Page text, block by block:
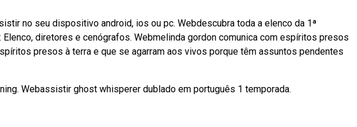
no seu dispositivo android, ios ou pc. Webdescubra toda a elenco da 1ª
diretores e cenógrafos. Webmelinda gordon comunica com espíritos presos
presos à terra e que se agarram aos vivos porque têm assuntos pendentes
Webassistir ghost whisperer dublado em português 1 temporada.